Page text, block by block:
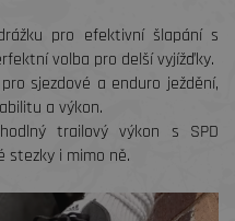
pro efektivní šlapání s
volba pro delší vyjížďky.
sjezdové a enduro ježdění,
a výkon.
trailový výkon s SPD
stezky i mimo ně.